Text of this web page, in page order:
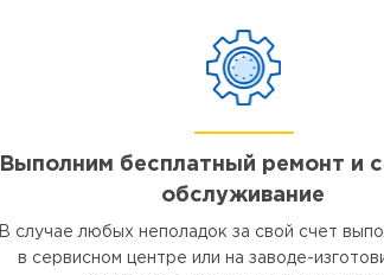
Выполним бесплатный ремонт и
обслуживание
В случае любых неполадок за свой счет
в сервисном центре или на заводе-